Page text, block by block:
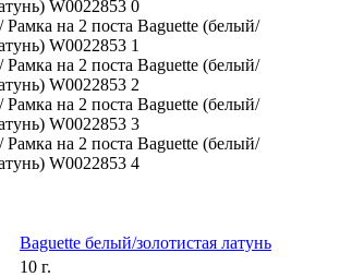
Baguette белый/золотистая латунь
10 г.